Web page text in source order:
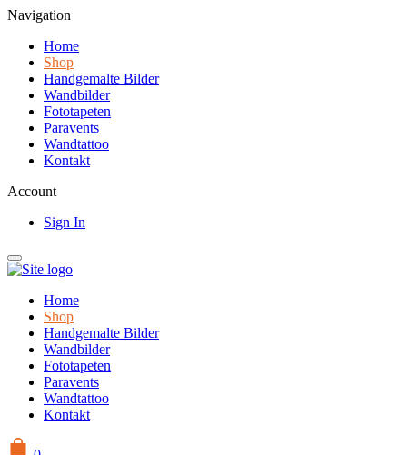
Navigation
Home
Shop
Handgemalte Bilder
Wandbilder
Fototapeten
Paravents
Wandtattoo
Kontakt
Account
Sign In
Home
Shop
Handgemalte Bilder
Wandbilder
Fototapeten
Paravents
Wandtattoo
Kontakt